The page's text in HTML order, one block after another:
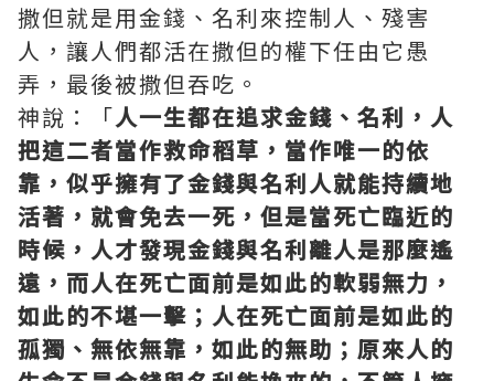
撒但就是用金錢、名利來控制人、殘害
人，讓人們都活在撒但的權下任由它愚
弄，最後被撒但吞吃。
神說：「人一生都在追求金錢、名利，人
把這二者當作救命稻草，當作唯一的依
靠，似乎擁有了金錢與名利人就能持續地
活著，就會免去一死，但是當死亡臨近的
時候，人才發現金錢與名利離人是那麼遙
遠，而人在死亡面前是如此的軟弱無力，
如此的不堪一擊；人在死亡面前是如此的
孤獨、無依無靠，如此的無助；原來人的